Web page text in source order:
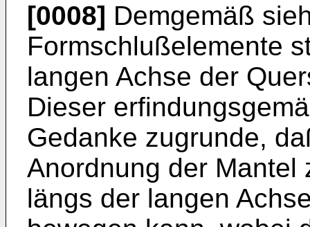
[0008] Demgemäß
Formschlußelemente
langen Achse der
Dieser
Gedanke zugrunde,
Anordnung der Mantel
längs der langen